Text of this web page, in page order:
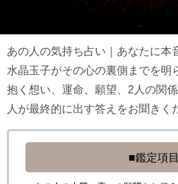
あの人の気持ち占い｜あなたに本
水晶玉子がその心の裏側までを明
抱く想い、運命、願望、2人の関
人が最終的に出す答えをお聞きく
■鑑定項目